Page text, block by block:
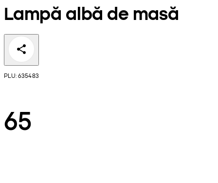
Lampă albă de masă
PLU: 635483
65